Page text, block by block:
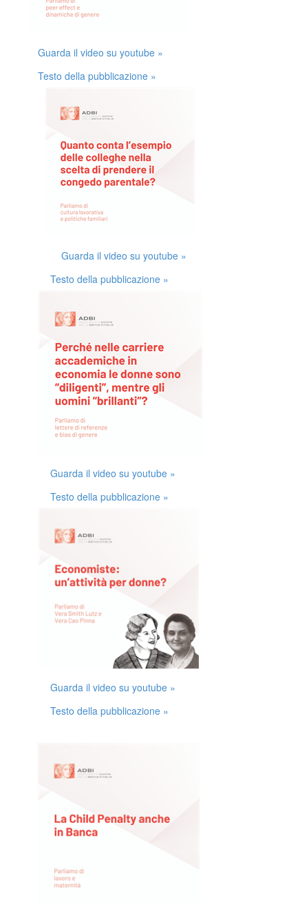
Guarda il video su youtube »
Testo della pubblicazione »
Guarda il video su youtube »
Testo della pubblicazione »
Guarda il video su youtube »
Testo della pubblicazione »
Guarda il video su youtube »
Testo della pubblicazione »